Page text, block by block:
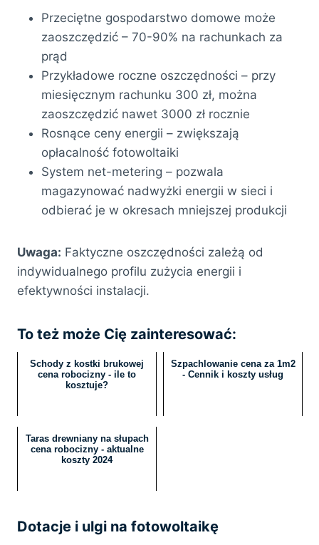
Przeciętne gospodarstwo domowe może
zaoszczędzić – 70-90% na rachunkach za
prąd
Przykładowe roczne oszczędności – przy
miesięcznym rachunku 300 zł, można
zaoszczędzić nawet 3000 zł rocznie
Rosnące ceny energii – zwiększają
opłacalność fotowoltaiki
System net-metering – pozwala
magazynować nadwyżki energii w sieci i
odbierać je w okresach mniejszej produkcji
Uwaga: Faktyczne oszczędności zależą od
indywidualnego profilu zużycia energii i
efektywności instalacji.
To też może Cię zainteresować:
Schody z kostki brukowej
cena robocizny - ile to
kosztuje?
Szpachlowanie cena za 1m2
- Cennik i koszty usług
Taras drewniany na słupach
cena robocizny - aktualne
koszty 2024
Dotacje i ulgi na fotowoltaikę